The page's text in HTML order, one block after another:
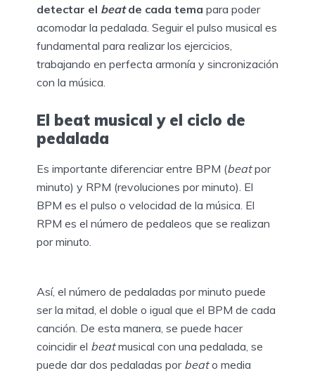
detectar el beatde cada tema para poder
acomodar la pedalada. Seguir el pulso musical es
fundamental para realizar los ejercicios,
trabajando en perfecta armonía y sincronización
con la música.
El beat musical y el ciclo de
pedalada
Es importante diferenciar entre BPM (beatpor
minuto) y RPM (revoluciones por minuto). El
BPM es el pulso o velocidad de la música. El
RPM es el número de pedaleos que se realizan
por minuto.
Así, el número de pedaladas por minuto puede
ser la mitad, el doble o igual que el BPM de cada
canción. De esta manera, se puede hacer
coincidir el beatmusical con una pedalada, se
puede dar dos pedaladas por beato media